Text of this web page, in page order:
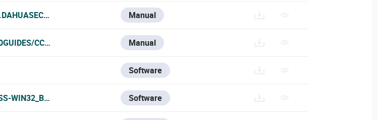
UPLOADS/SOFT/20240726/DAHUA-CAMERA-ACCESSORIES-
Manual
CCTV/DAHUA/CAMARAS%20T%C3%89RMICAS/DAHUA-2139N
Manual
Software
WIN32_BYDEMES_ENGSPFRPT_V2.002.200714.RAR
Software